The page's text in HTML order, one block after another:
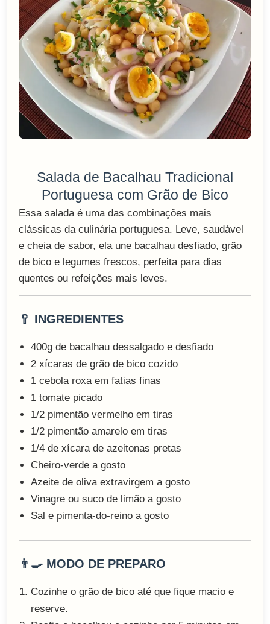
Salada de Bacalhau Tradicional
Portuguesa com Grão de Bico
Essa salada é uma das combinações mais
clássicas da culinária portuguesa. Leve, saudável
e cheia de sabor, ela une bacalhau desfiado, grão
de bico e legumes frescos, perfeita para dias
quentes ou refeições mais leves.
🥄 INGREDIENTES
400g de bacalhau dessalgado e desfiado
2 xícaras de grão de bico cozido
1 cebola roxa em fatias finas
1 tomate picado
1/2 pimentão vermelho em tiras
1/2 pimentão amarelo em tiras
1/4 de xícara de azeitonas pretas
Cheiro-verde a gosto
Azeite de oliva extravirgem a gosto
Vinagre ou suco de limão a gosto
Sal e pimenta-do-reino a gosto
👨‍🍳 MODO DE PREPARO
Cozinhe o grão de bico até que fique macio e
reserve.